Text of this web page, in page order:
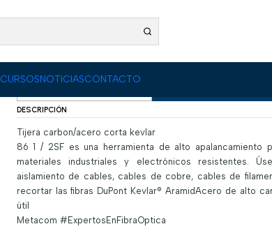
CURSOSNOTICIASCONTACTO
Tijera carbon/acero corta
DESCRIPCIÓN
Tijera carbon/acero corta kevlar
86 1 / 2SF es una herramienta de alto
materiales industriales y electrónicos resistentes.
aislamiento de cables, cables de cobre, cables de
recortar las fibras DuPont Kevlar® AramidAcero de alto
útil
Metacom #ExpertosEnFibraOptica